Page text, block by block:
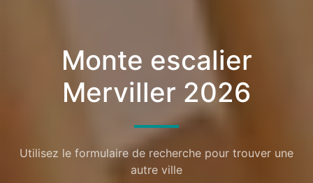
Monte escalier
Merviller 2026
Utilisez le formulaire de recherche pour trouver une
autre ville